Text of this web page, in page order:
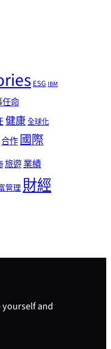
ESG IBM
任命
健康全球化
合作國際
旅遊業績
管理財經
yourself and